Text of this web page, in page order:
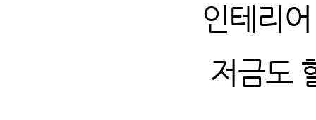
인테리
저금도